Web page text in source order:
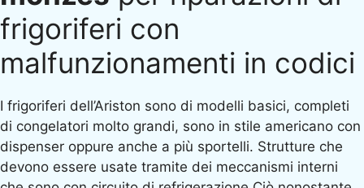
frigoriferi con
malfunzionamenti in codici
I frigoriferi dell’Ariston sono di modelli basici, completi
di congelatori molto grandi, sono in stile americano con
dispenser oppure anche a più sportelli. Strutture che
devono essere usate tramite dei meccanismi interni